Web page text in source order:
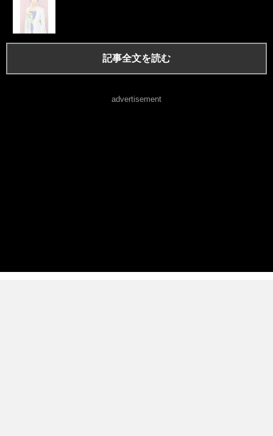
記事全文を読む
advertisement